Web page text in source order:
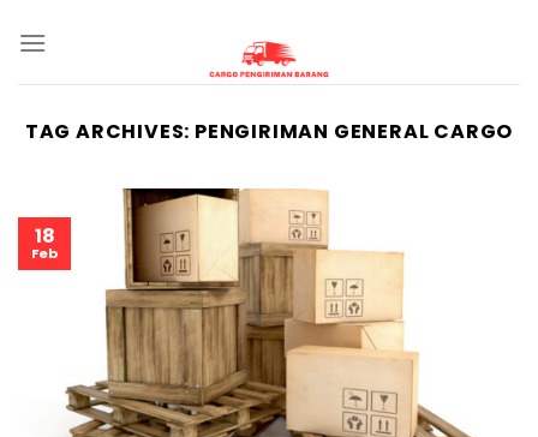
TAG ARCHIVES: PENGIRIMAN GENERAL CARGO
18
Feb